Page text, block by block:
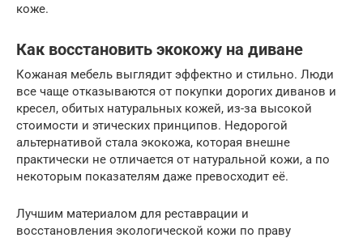
коже.
Как восстановить экокожу на диване
Кожаная мебель выглядит эффектно и стильно. Люди
все чаще отказываются от покупки дорогих диванов и
кресел, обитых натуральных кожей, из-за высокой
стоимости и этических принципов. Недорогой
альтернативой стала экокожа, которая внешне
практически не отличается от натуральной кожи, а по
некоторым показателям даже превосходит её.
Лучшим материалом для реставрации и
восстановления экологической кожи по праву